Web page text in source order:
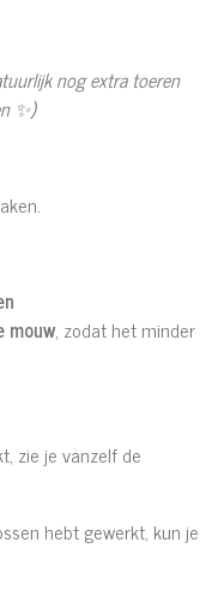
nog extra toeren
✨)
mouw, zodat het minder
zie je vanzelf de
hebt gewerkt, kun je